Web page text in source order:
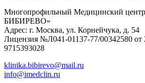
Многопрофильный Медицинский
БИБИРЕВО»
Адрес: г. Москва, ул. Корнейчука, д. 54
Лицензия №Л041-01137-77/00342580
9715393028
klinika.bibirevo@mail.ru
info@imedclin.ru